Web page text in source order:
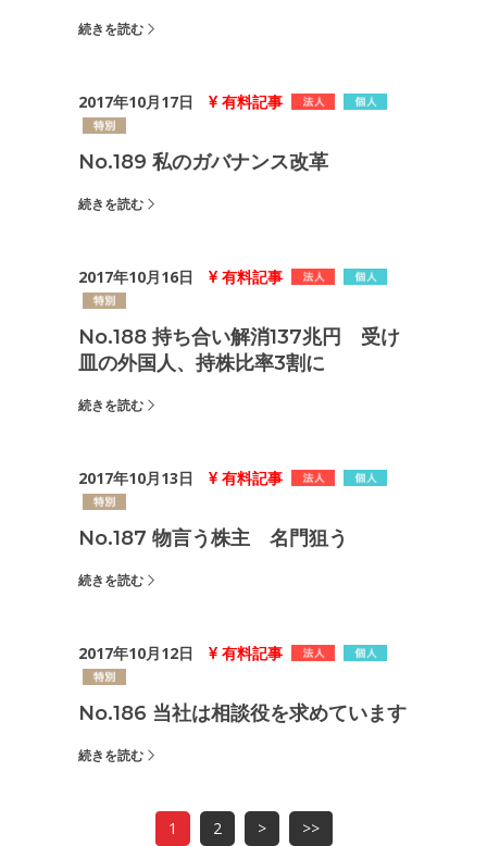
続きを読む
2017年10月17日 有料記事
No.189 私のガバナンス改革
続きを読む
2017年10月16日 有料記事
No.188 持ち合い解消137兆円 受け
皿の外国人、持株比率3割に
続きを読む
2017年10月13日 有料記事
No.187 物言う株主 名門狙う
続きを読む
2017年10月12日 有料記事
No.186 当社は相談役を求めています
続きを読む
1 2 > >>